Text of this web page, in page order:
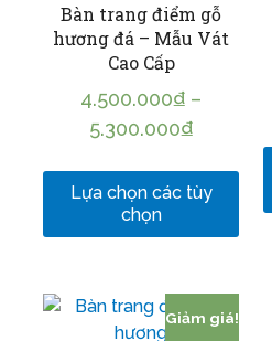
Bàn trang điểm gỗ
hương đá – Mẫu Vát
Cao Cấp
4.500.000₫ –
5.300.000₫
Lựa chọn các tùy
chọn
Giảm giá!